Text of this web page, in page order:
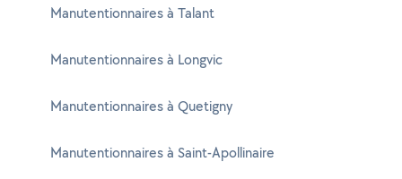
Manutentionnaires à Talant
Manutentionnaires à Longvic
Manutentionnaires à Quetigny
Manutentionnaires à Saint-Apollinaire